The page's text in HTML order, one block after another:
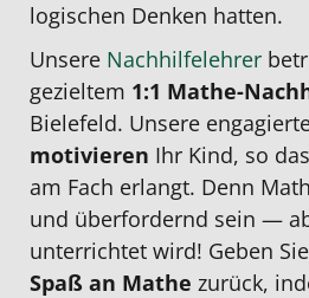
logischen Denken hatten.
Unsere Nachhilfelehrer
gezieltem 1:1 Mathe-
Bielefeld. Unsere
motivieren Ihr Kind, so
am Fach erlangt. Denn
und überfordernd sein —
unterrichtet wird! Geben
Spaß an Mathe zurück,